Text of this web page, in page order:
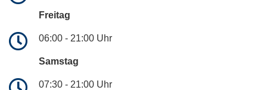
Freitag
06:00 - 21:00 Uhr
Samstag
07:30 - 21:00 Uhr